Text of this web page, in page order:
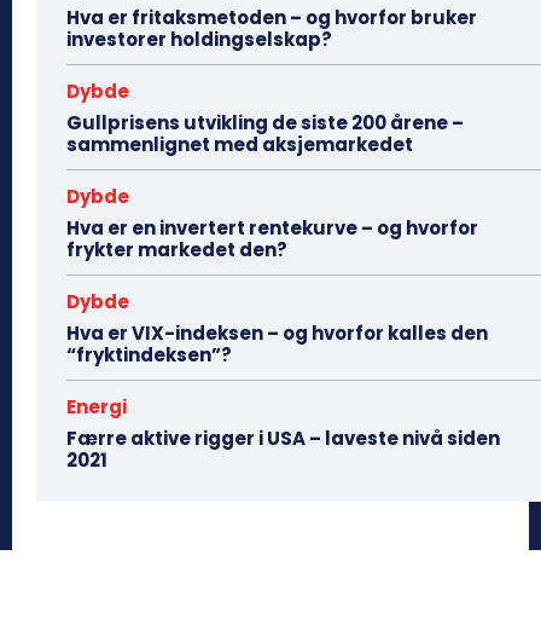
Hva er fritaksmetoden – og hvorfor bruker
investorer holdingselskap?
Dybde
Gullprisens utvikling de siste 200 årene –
sammenlignet med aksjemarkedet
Dybde
Hva er en invertert rentekurve – og hvorfor
frykter markedet den?
Dybde
Hva er VIX-indeksen – og hvorfor kalles den
“fryktindeksen”?
Energi
Færre aktive rigger i USA – laveste nivå siden
2021